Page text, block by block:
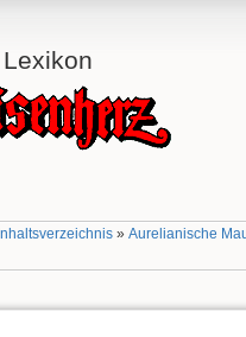
»Aurelianische